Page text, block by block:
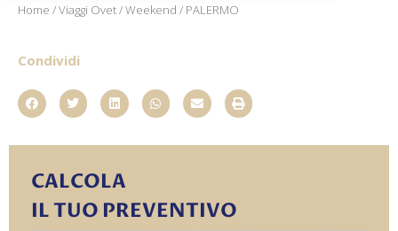
Home /Viaggi Ovet/Weekend / PALERMO
Condividi
CALCOLA
IL TUO PREVENTIVO